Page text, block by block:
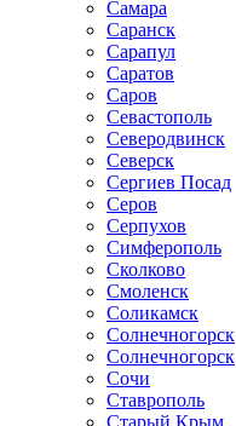
Самара
Саранск
Сарапул
Саратов
Саров
Севастополь
Северодвинск
Северск
Сергиев Посад
Серов
Серпухов
Симферополь
Сколково
Смоленск
Соликамск
Солнечногорск
Солнечногорск
Сочи
Ставрополь
Старый Крым